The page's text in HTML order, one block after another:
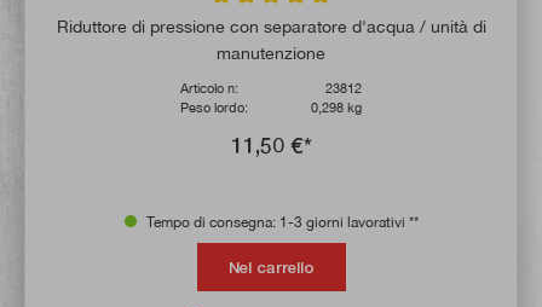
Valutazione media di 5 su 5 stelle
Riduttore di pressione con separatore d'acqua / unità di
manutenzione
Articolo n:
23812
Peso lordo:
0,298 kg
11,50 €*
Tempo di consegna: 1-3 giorni lavorativi **
Nel carrello